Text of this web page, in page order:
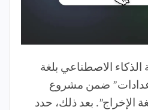
الذكاء الاصطناعي بلغة
ضمن مشروع
الإخراج”. بعد ذلك، حدد